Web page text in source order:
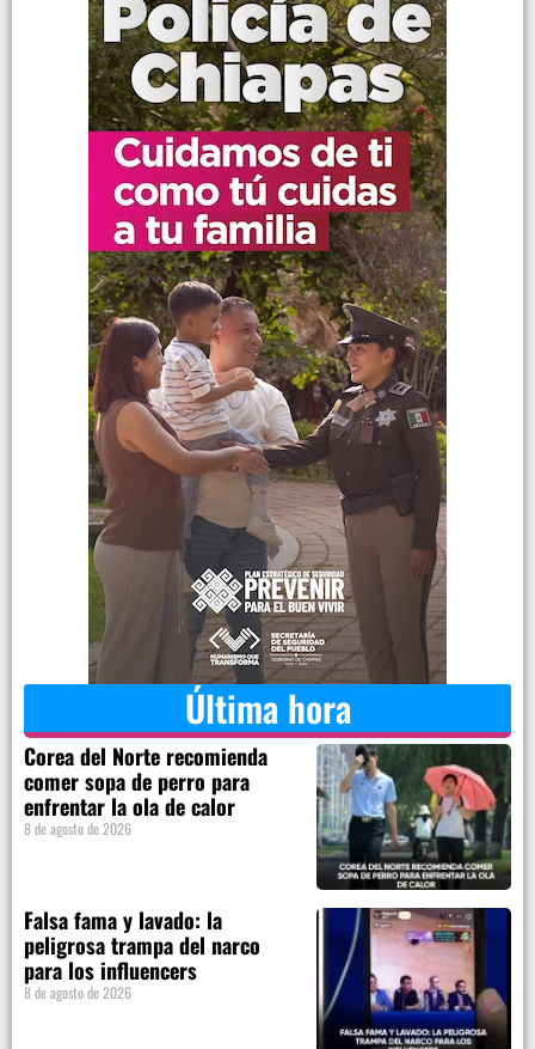
Última hora
Corea del Norte recomienda
comer sopa de perro para
enfrentar la ola de calor
8 de agosto de 2026
Falsa fama y lavado: la
peligrosa trampa del narco
para los influencers
8 de agosto de 2026